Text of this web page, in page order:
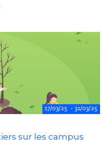
17/03/25 - 31/03/25
sur les campus